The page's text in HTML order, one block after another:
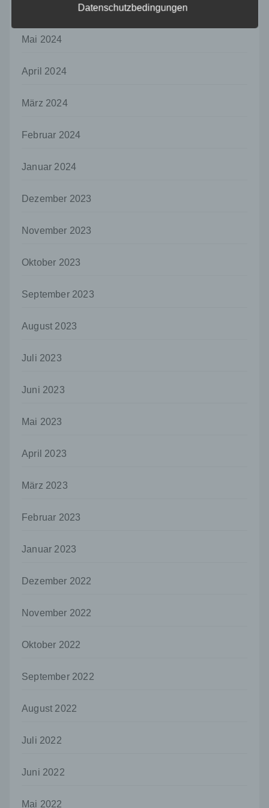
Mai 2024
April 2024
März 2024
Februar 2024
Januar 2024
Dezember 2023
November 2023
Oktober 2023
September 2023
August 2023
Juli 2023
Juni 2023
Mai 2023
April 2023
März 2023
Februar 2023
Januar 2023
Dezember 2022
November 2022
Oktober 2022
September 2022
August 2022
Juli 2022
Juni 2022
Mai 2022
ohne Hinzuziehung zusätzlicher
betroffenen Person zugeordnet werden
können, sofern diese zusätzlichen
und technischen und organisatorischen
einer identifizierten oder identifizierbaren
g) Verantwortlicher oder für die Verarbeitung
Verantwortlicher oder für die Verarbeitung
oder andere Stelle, die allein oder
und Mittel der Verarbeitung von
Verarbeitung durch das Unionsrecht oder
beziehungsweise können die bestimmten
Unionsrecht oder dem Recht der
h) Auftragsverarbeiter
juristische Person, Behörde, Einrichtung
verarbeitet.
Stelle, der personenbezogene Daten
nicht. Behörden, die im Rahmen eines
dem Unionsrecht oder dem Recht der
jedoch nicht als Empfänger.
Dritter ist eine natürliche oder juristische
Stelle außer der betroffenen Person, dem
unmittelbaren Verantwortung des
Auftragsverarbeiters befugt sind, die
k) Einwilligung
Person freiwillig für den bestimmten Fall in
informierter Weise und unmissverständlich
einer Erklärung oder einer sonstigen
Datenschutzbedingungen